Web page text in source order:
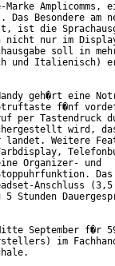
Amplicomms,
Besondere am
ist die
nicht nur im
soll in
und Italienisch)
geh�rt eine
f�nf
per Tastendruck
wird,
Weitere
Organizer- und
Das
Anschluss
September f�r
im